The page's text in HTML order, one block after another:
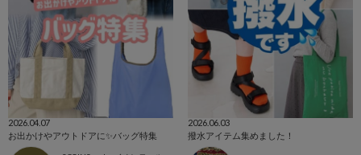
2026.04.07
お出かけやアウトドアに✨バッグ特集
2026.06.03
撥水アイテム集めました！